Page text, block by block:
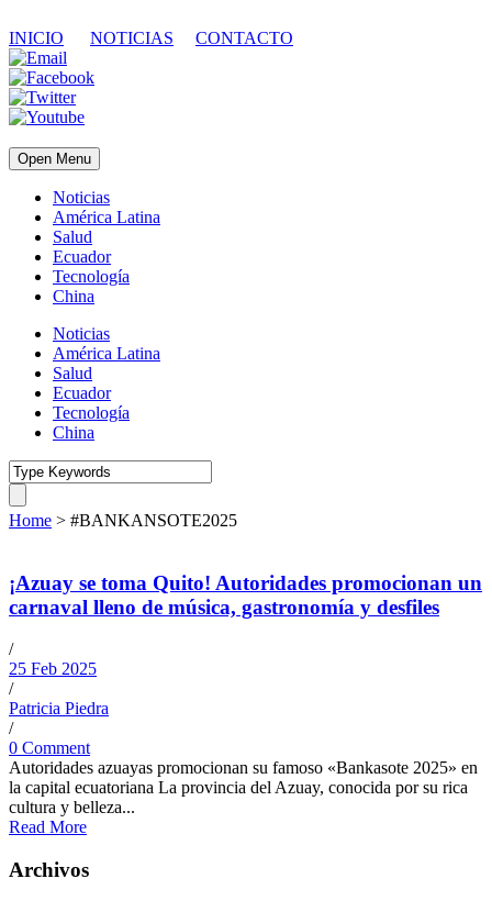
INICIO NOTICIAS CONTACTO
Open Menu
Noticias
América Latina
Salud
Ecuador
Tecnología
China
Noticias
América Latina
Salud
Ecuador
Tecnología
China
Home > #BANKANSOTE2025
¡Azuay se toma Quito! Autoridades promocionan un
carnaval lleno de música, gastronomía y desfiles
/
25 Feb 2025
/
Patricia Piedra
/
0 Comment
Autoridades azuayas promocionan su famoso «Bankasote 2025» en
la capital ecuatoriana La provincia del Azuay, conocida por su rica
cultura y belleza...
Read More
Archivos